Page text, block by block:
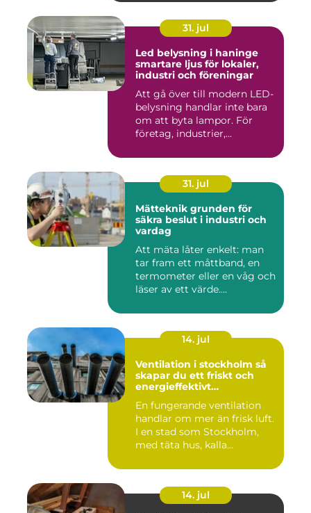
31. jul
Led belysning i haninge
smartare ljus för lokaler,
industri och föreningar
Att gå över till modern LED-
belysning handlar inte bara
om att byta lampor. För
företag, industrier,...
31. jul
Mätteknik grunden för
säkra beslut i industri och
vardag
Att mäta låter enkelt: man
tar fram ett måttband, en
termometer eller en våg och
läser av ett värde....
14. jul
Ventilation i stockholm så
skapar du ett friskt och
energieffektivt
En fungerande ventilation
handlar om mer än frisk luft.
I en stad som Stockholm,
med täta hus, kalla...
14. jul